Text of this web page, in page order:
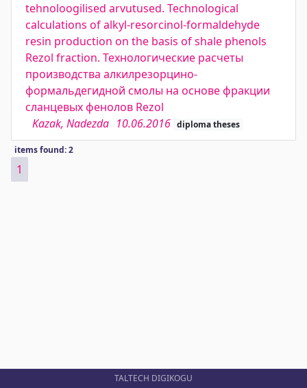
tehnoloogilised arvutused. Technological
сalculations of alkyl-resorcinol-formaldehyde
resin production on the basis of shale phenols
Rezol fraction. Технологические расчеты
производства алкилрезорцино-
формальдегидной смолы на основе фракции
сланцевых фенолов Rezol
Kazak, Nadezda 10.06.2016 diploma theses
items found: 2
1
TALTECH DIGIKOGU